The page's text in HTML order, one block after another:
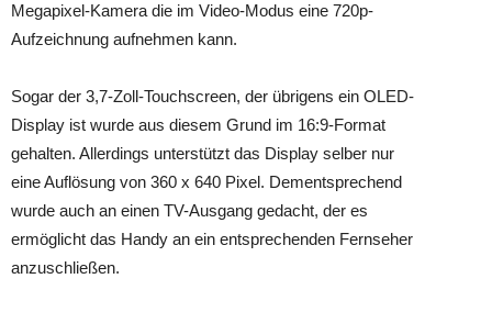
Megapixel-Kamera die im Video-Modus eine 720p-
Aufzeichnung aufnehmen kann.
Sogar der 3,7-Zoll-Touchscreen, der übrigens ein OLED-
Display ist wurde aus diesem Grund im 16:9-Format
gehalten. Allerdings unterstützt das Display selber nur
eine Auflösung von 360 x 640 Pixel. Dementsprechend
wurde auch an einen TV-Ausgang gedacht, der es
ermöglicht das Handy an ein entsprechenden Fernseher
anzuschließen.